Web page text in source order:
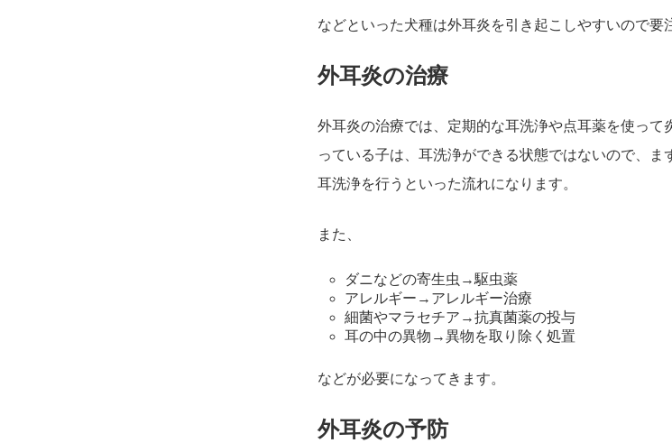
などといった犬種は外耳炎を引き起こしやすいので要
外耳炎の治療
外耳炎の治療では、定期的な耳洗浄や点耳薬を使って
っている子は、耳洗浄ができる状態ではないので、ま
耳洗浄を行うといった流れになります。
また、
ダニなどの寄生虫→駆虫薬
アレルギー→アレルギー治療
細菌やマラセチア→抗真菌薬の投与
耳の中の異物→異物を取り除く処置
などが必要になってきます。
外耳炎の予防